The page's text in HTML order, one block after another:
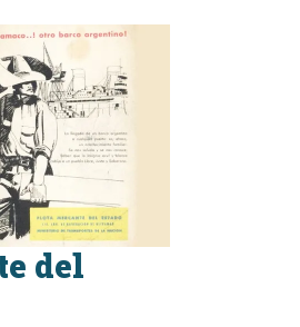
del